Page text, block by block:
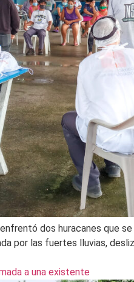
dos huracanes que
por las fuertes lluvias,
a una existente